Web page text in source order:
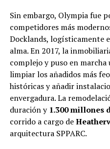
Sin embargo, Olympia fue
competidores más
Docklands, logísticamente
alma. En 2017, la
complejo y puso en
limpiar los añadidos más
históricas y añadir
envergadura. La
duración y 1.300 millones
corrido a cargo de
arquitectura SPPARC.